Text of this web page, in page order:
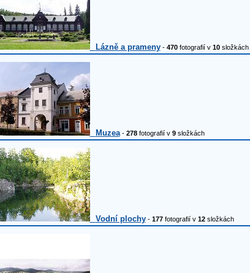
Lázně a prameny- 470fotografií v 10složkách
Muzea- 278fotografií v 9složkách
Vodní plochy- 177fotografií v 12složkách